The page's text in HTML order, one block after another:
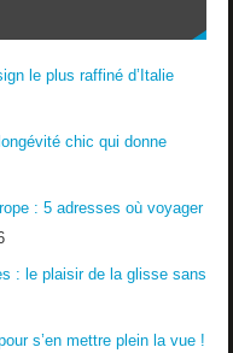
le plus raffiné d’Italie
chic qui donne
: 5 adresses où voyager
: le plaisir de la glisse sans
s’en mettre plein la vue !